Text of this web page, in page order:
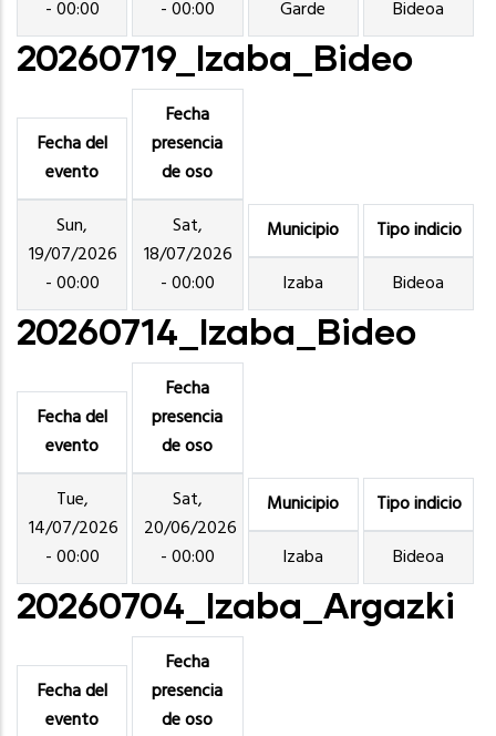
- 00:00
- 00:00
Garde
Bideoa
20260719_Izaba_Bideo
Fecha del
evento
Sun,
19/07/2026
- 00:00
Fecha
presencia
de oso
Sat,
18/07/2026
- 00:00
Municipio
Izaba
Tipo indicio
Bideoa
20260714_Izaba_Bideo
Fecha del
evento
Tue,
14/07/2026
- 00:00
Fecha
presencia
de oso
Sat,
20/06/2026
- 00:00
Municipio
Izaba
Tipo indicio
Bideoa
20260704_Izaba_Argazki
Fecha del
evento
Fecha
presencia
de oso